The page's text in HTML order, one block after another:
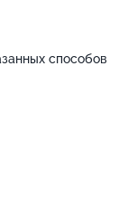
способов